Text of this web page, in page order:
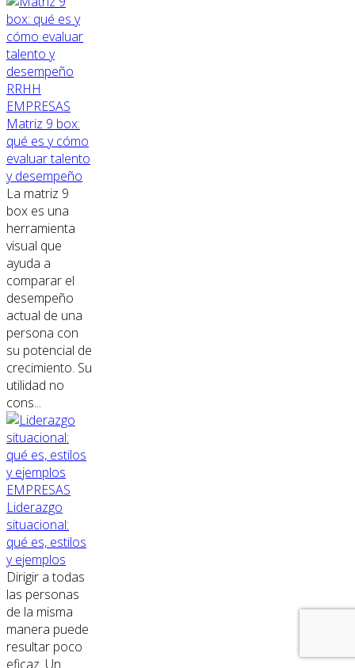
RRHH
EMPRESAS
Matriz 9 box:
qué es y cómo
evaluar talento
y desempeño
La matriz 9
box es una
herramienta
visual que
ayuda a
comparar el
desempeño
actual de una
persona con
su potencial de
crecimiento. Su
utilidad no
cons...
EMPRESAS
Liderazgo
situacional:
qué es, estilos
y ejemplos
Dirigir a todas
las personas
de la misma
manera puede
resultar poco
eficaz. Un